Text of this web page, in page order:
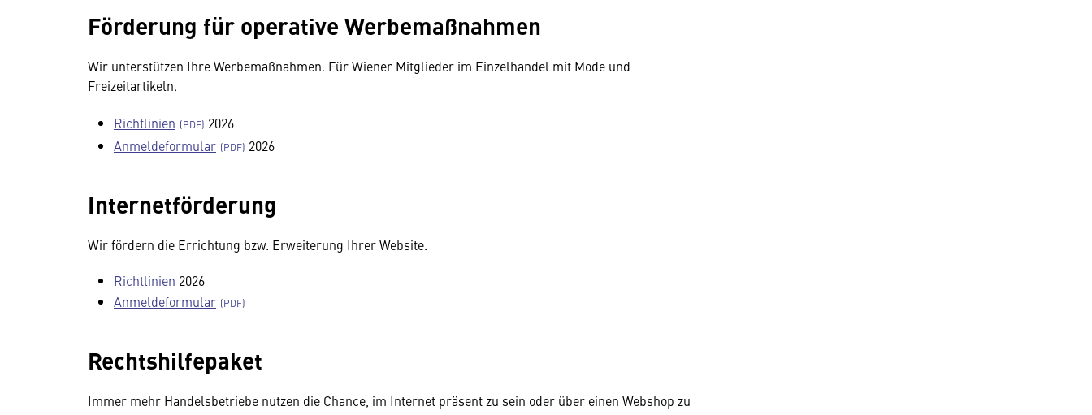
Förderung für operative Werbemaßnahmen
Wir unterstützen Ihre Werbemaßnahmen. Für Wiener Mitglieder im Einzelhandel mit Mode und
Freizeitartikeln.
Richtlinien
2026
Anmeldeformular
2026
Internetförderung
Wir fördern die Errichtung bzw. Erweiterung Ihrer Website.
Richtlinien 2026
Anmeldeformular
Rechtshilfepaket
Immer mehr Handelsbetriebe nutzen die Chance, im Internet präsent zu sein oder über einen Webshop zu